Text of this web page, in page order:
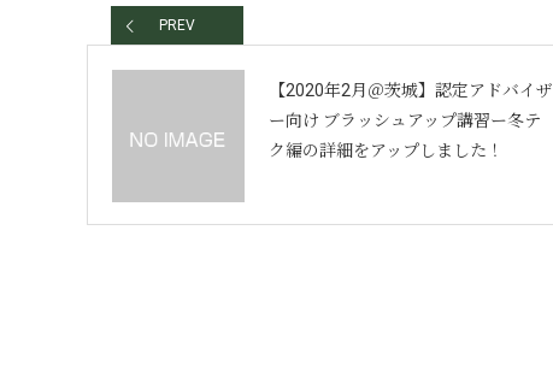
PREV
【2020年2月＠茨城】認定アドバイザ
ー向け ブラッシュアップ講習ー冬テ
ク編の詳細をアップしました！